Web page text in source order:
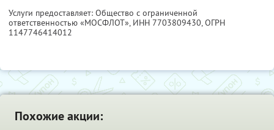
Услуги предоставляет: Общество с ограниченной
ответственностью «МОСФЛОТ», ИНН 7703809430, ОГРН
1147746414012
Похожие акции: